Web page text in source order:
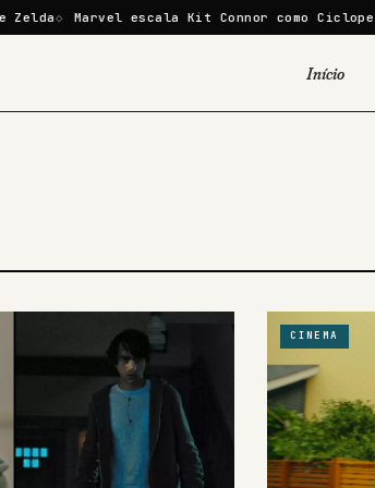
Marvel escala Kit Connor como Ciclope no
Início
Famosos
Livros
CINEMA